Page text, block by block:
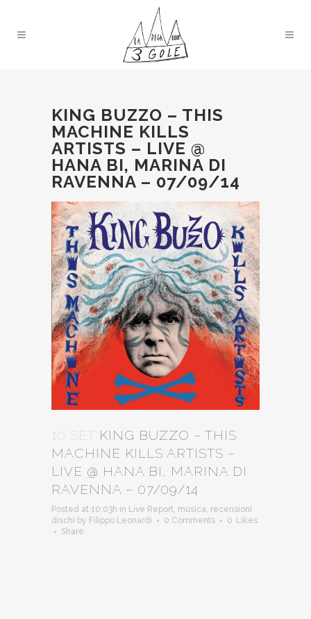
KING BUZZO – THIS
MACHINE KILLS
ARTISTS – LIVE @
HANA BI, MARINA DI
RAVENNA – 07/09/14
10 SET KING BUZZO – THIS
MACHINE KILLS ARTISTS –
LIVE @ HANA BI, MARINA DI
RAVENNA – 07/09/14
Posted at 10:03h in Live Report, musica, recensioni
dischi by Filippo Leonardi 0 Comments 0 Likes
Share